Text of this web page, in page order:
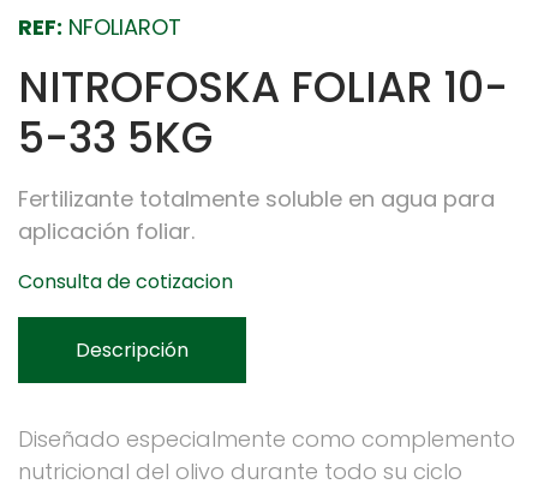
REF: NFOLIAROT
NITROFOSKA FOLIAR 10-
5-33 5KG
Fertilizante totalmente soluble en agua para
aplicación foliar.
Consulta de cotizacion
Descripción
Diseñado especialmente como complemento
nutricional del olivo durante todo su ciclo